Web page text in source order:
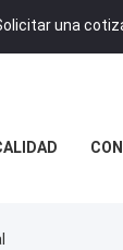
una